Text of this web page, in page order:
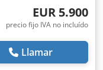
EUR 5.900
precio fijo IVA no incluído
Llamar